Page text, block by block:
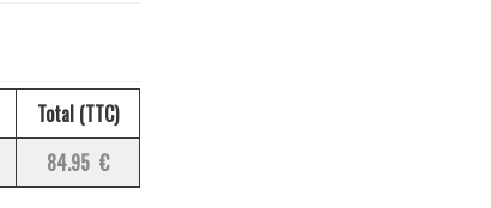
Total (TTC)
84.95 €